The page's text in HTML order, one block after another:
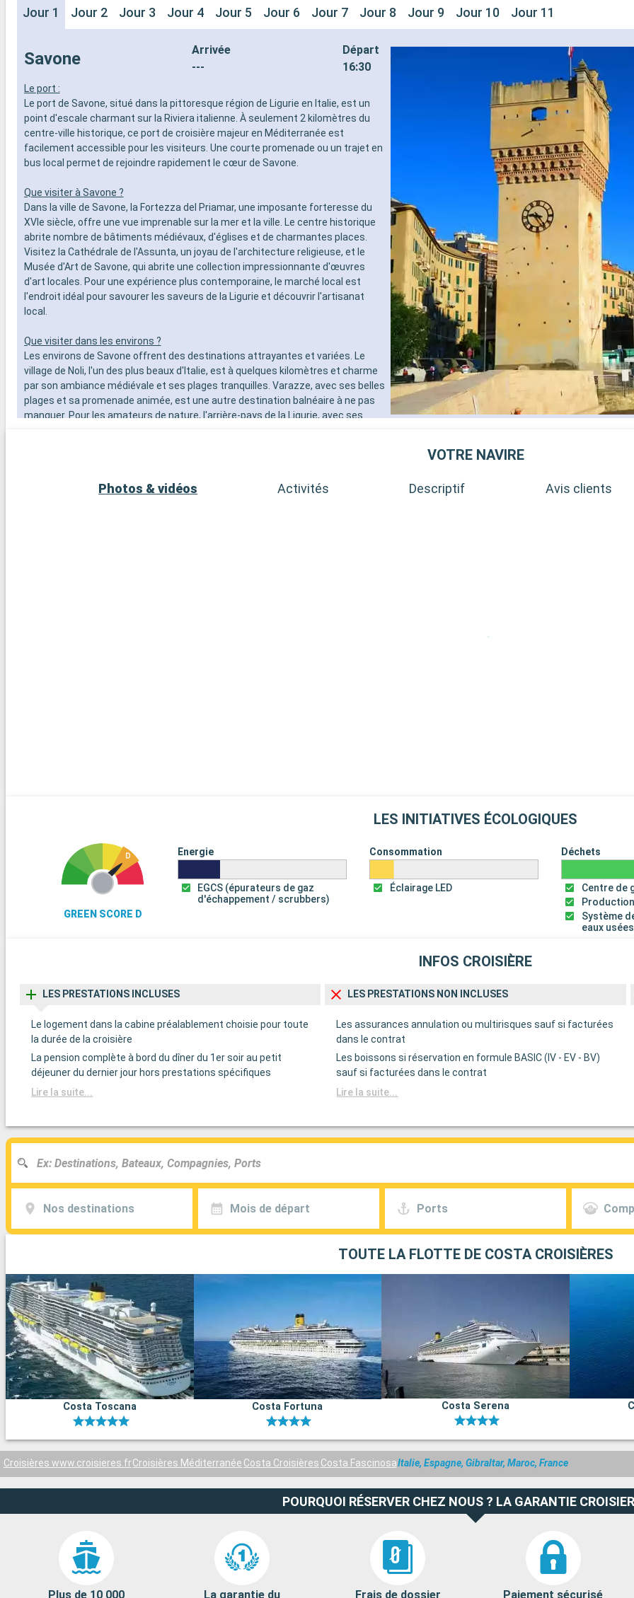
Jour 1 Jour 2 Jour 3 Jour 4 Jour 5 Jour 6 Jour 7 Jour 8 Jour 9 Jour 10 Jour 11
Savone
Arrivée
---
Départ
16:30
Le port :
Le port de Savone, situé dans la pittoresque région de Ligurie en Italie, est un
point d'escale charmant sur la Riviera italienne. À seulement 2 kilomètres du
centre-ville historique, ce port de croisière majeur en Méditerranée est
facilement accessible pour les visiteurs. Une courte promenade ou un trajet en
bus local permet de rejoindre rapidement le cœur de Savone.
Que visiter à Savone ?
Dans la ville de Savone, la Fortezza del Priamar, une imposante forteresse du
XVIe siècle, offre une vue imprenable sur la mer et la ville. Le centre historique
abrite nombre de bâtiments médiévaux, d'églises et de charmantes places.
Visitez la Cathédrale de l'Assunta, un joyau de l'architecture religieuse, et le
Musée d'Art de Savone, qui abrite une collection impressionnante d'œuvres
d'art locales. Pour une expérience plus contemporaine, le marché local est
l'endroit idéal pour savourer les saveurs de la Ligurie et découvrir l'artisanat
local.
Que visiter dans les environs ?
Les environs de Savone offrent des destinations attrayantes et variées. Le
village de Noli, l'un des plus beaux d'Italie, est à quelques kilomètres et charme
par son ambiance médiévale et ses plages tranquilles. Varazze, avec ses belles
plages et sa promenade animée, est une autre destination balnéaire à ne pas
manquer. Pour les amateurs de nature, l'arrière-pays de la Ligurie, avec ses
VOTRE NAVIRE
Photos & vidéos Activités Descriptif Avis clients
LES INITIATIVES ÉCOLOGIQUES
GREEN SCORE D
Energie
EGCS (épurateurs de gaz
d'échappement / scrubbers)
Consommation
Éclairage LED
Déchets
Centre de
Système
eaux usées
INFOS CROISIÈRE
LES PRESTATIONS INCLUSES
Le logement dans la cabine préalablement choisie pour toute
la durée de la croisière
La pension complète à bord du dîner du 1er soir au petit
déjeuner du dernier jour hors prestations spécifiques
Lire la suite...
LES PRESTATIONS NON INCLUSES
Les assurances annulation ou multirisques sauf si facturées
dans le contrat
Les boissons si réservation en formule BASIC (IV - EV - BV)
sauf si facturées dans le contrat
Lire la suite...
Nos destinations Mois de départ Ports
TOUTE LA FLOTTE DE COSTA CROISIÈRES
Costa Toscana Costa Fortuna Costa Serena
Croisières www.croisieres.frCroisières Méditerranée Costa Croisières Costa FascinosaItalie, Espagne, Gibraltar, Maroc, France
POURQUOI RÉSERVER CHEZ NOUS ? LA GARANTIE
Plus de 10 000 La garantie du Frais de dossier Paiement sécurisé